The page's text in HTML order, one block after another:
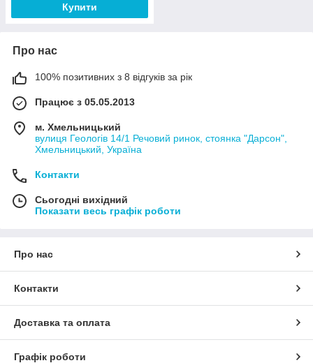
Купити
Про нас
100% позитивних з 8 відгуків за рік
Працює з 05.05.2013
м. Хмельницький
вулиця Геологів 14/1 Речовий ринок, стоянка "Дарсон",
Хмельницький, Україна
Контакти
Сьогодні вихідний
Показати весь графік роботи
Про нас
Контакти
Доставка та оплата
Графік роботи